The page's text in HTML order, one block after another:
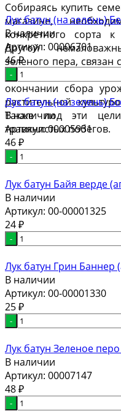
Собираясь купить
магазине,
конкретного сорта
Другой
зеленого пера,
растение не
окончании сбора
растительной
Также под эти
травянистых побегов.
Лук батун (на зелень)
В наличии
Артикул: 00006701
46₽
-
Лук батун (на зелень)
В наличии
Артикул:00005931
46 ₽
-
Лук батун Байя верде
В наличии
Артикул: 00-00001325
24 ₽
-
Лук батун Грин Баннер
В наличии
Артикул: 00-00001330
25 ₽
-
Лук батун Зеленое
В наличии
Артикул: 00007147
48 ₽
-